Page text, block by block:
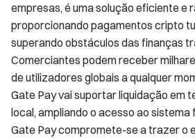
empresas, é uma solução eficiente e
proporcionando pagamentos cripto
superando obstáculos das finanças
Comerciantes podem receber
de utilizadores globais a qualquer
Gate Pay vai suportar liquidação em
local, ampliando o acesso ao sistema
Gate Pay compromete-se a trazer o